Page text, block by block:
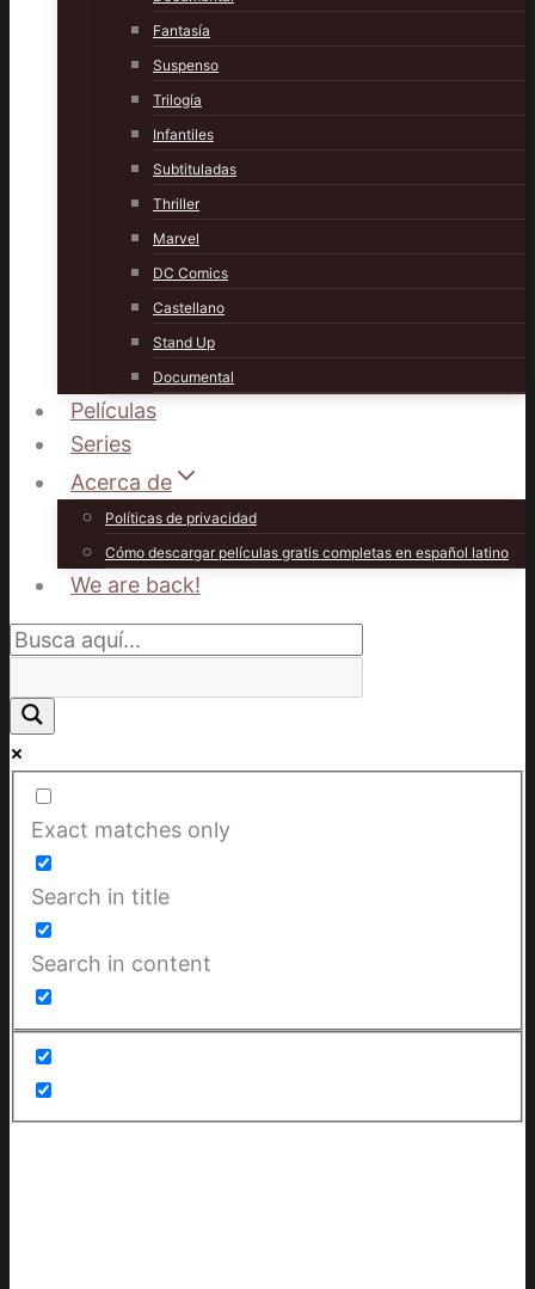
Fantasía
Suspenso
Trilogía
Infantiles
Subtituladas
Thriller
Marvel
DC Comics
Castellano
Stand Up
Documental
Películas
Series
Acerca de
Políticas de privacidad
Cómo descargar películas gratis completas en español latino
We are back!
Exact matches only
Search in title
Search in content